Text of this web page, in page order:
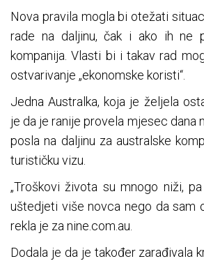
Nova pravila mogla bi otežati
rade na daljinu, čak i ako ih ne
kompanija. Vlasti bi i takav rad
ostvarivanje „ekonomske koristi“.
Jedna Australka, koja je željela
je da je ranije provela mjesec dana
posla na daljinu za australske
turističku vizu.
„Troškovi života su mnogo niži,
uštedjeti više novca nego da sam
rekla je za nine.com.au.
Dodala je da je također zarađivala